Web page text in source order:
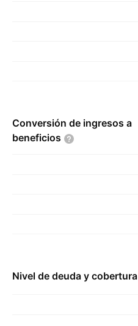
Conversión de ingresos a
beneficios
Nivel de deuda y cobertura